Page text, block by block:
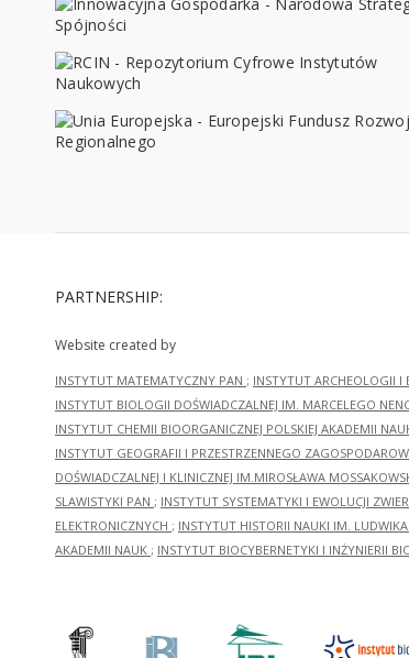
PARTNERSHIP:
Website created by
INSTYTUT MATEMATYCZNY PAN ; INSTYTUT ARCHEOLOGII I
INSTYTUT BIOLOGII DOŚWIADCZALNEJ IM. MARCELEGO
INSTYTUT CHEMII BIOORGANICZNEJ POLSKIEJ AKADEMII
INSTYTUT GEOGRAFII I PRZESTRZENNEGO
DOŚWIADCZALNEJ I KLINICZNEJ IM.MIROSŁAWA
SLAWISTYKI PAN ; INSTYTUT SYSTEMATYKI I EWOLUCJI
ELEKTRONICZNYCH ; INSTYTUT HISTORII NAUKI IM.
AKADEMII NAUK ; INSTYTUT BIOCYBERNETYKI I INŻYNIERII